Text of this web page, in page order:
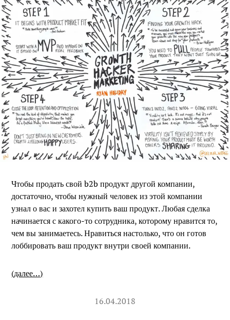
Чтобы продать свой b2b продукт другой компании,
достаточно, чтобы нужный человек из этой компании
узнал о вас и захотел купить ваш продукт. Любая сделка
начинается с какого-то сотрудника, которому нравится то,
чем вы занимаетесь. Нравиться настолько, что он готов
лоббировать ваш продукт внутри своей компании.
(далее…)
16.04.2018